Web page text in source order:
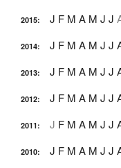
2015: J F M A M J J
2014: J F M A M J J
2013: J F M A M J J
2012: J F M A M J J
2011: J F M A M J J
2010: J F M A M J J